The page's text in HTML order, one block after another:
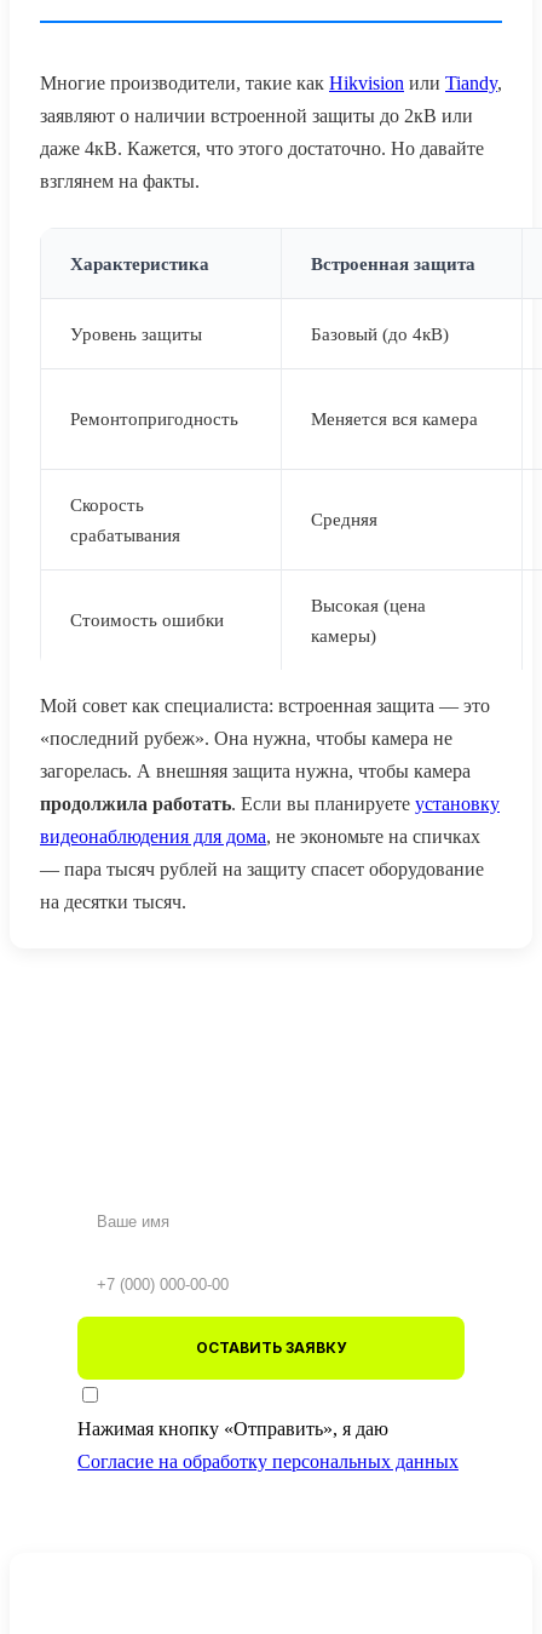
Многие производители, такие как Hikvision или Tiandy,
заявляют о наличии встроенной защиты до 2кВ или
даже 4кВ. Кажется, что этого достаточно. Но давайте
взглянем на факты.
Характеристика Встроенная защита
Уровень защиты Базовый (до 4кВ)
Ремонтопригодность Меняется вся камера
Скорость
срабатывания
Средняя
Стоимость ошибки
Высокая (цена
камеры)
Мой совет как специалиста: встроенная защита — это
«последний рубеж». Она нужна, чтобы камера не
загорелась. А внешняя защита нужна, чтобы камера
продолжила работать. Если вы планируете установку
видеонаблюдения для дома, не экономьте на спичках
— пара тысяч рублей на защиту спасет оборудование
на десятки тысяч.
ОСТАВИТЬ ЗАЯВКУ
Нажимая кнопку «Отправить», я даю
Согласие на обработку персональных данных